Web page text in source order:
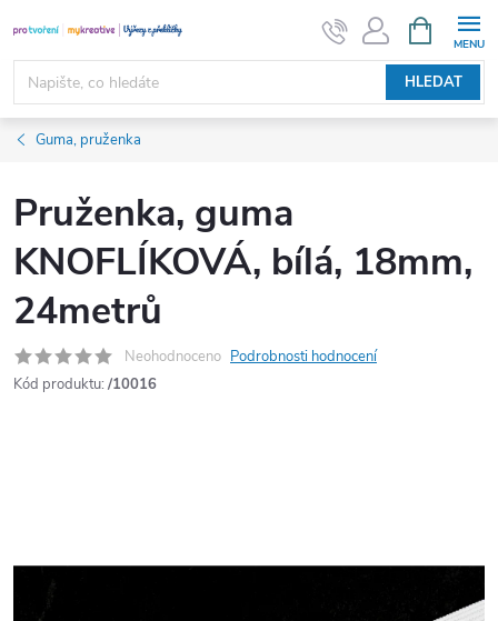
na
obsah
HLEDAT
NÁKUPNÍ
KOŠÍK
Guma, pruženka
Pruženka, guma
KNOFLÍKOVÁ, bílá, 18mm,
24metrů
Neohodnoceno Podrobnosti hodnocení
Kód produktu: /10016